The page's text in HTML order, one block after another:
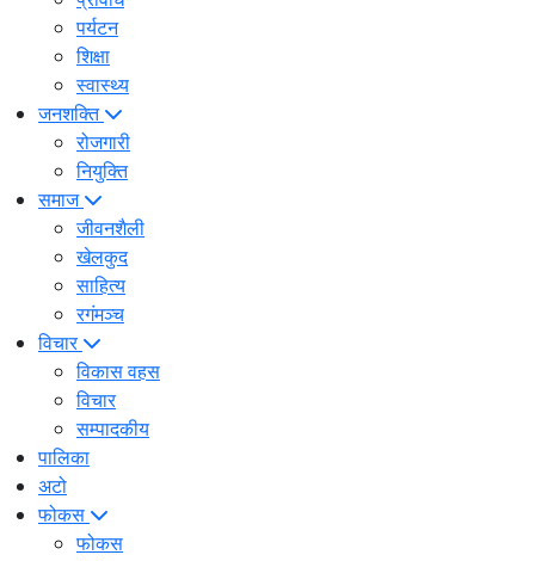
पर्यटन
शिक्षा
स्वास्थ्य
जनशक्ति
रोजगारी
नियुक्ति
समाज
जीवनशैली
खेलकुद
साहित्य
रगंमञ्च
विचार
विकास वहस
विचार
सम्पादकीय
पालिका
अटो
फोकस
फोकस